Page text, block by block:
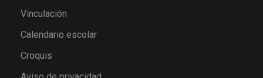
Vinculación
Calendario escolar
Croquis